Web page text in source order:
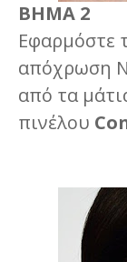
ΒΗΜΑ 2
Εφαρμόστε
απόχρωση
από τα
πινέλου